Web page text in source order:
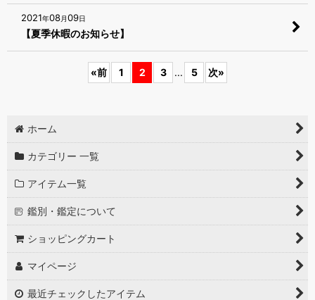
2021年08月09日
【夏季休暇のお知らせ】
«前 1 2 3 ... 5 次»
ホーム
カテゴリー 一覧
アイテム一覧
鑑別・鑑定について
ショッピングカート
マイページ
最近チェックしたアイテム